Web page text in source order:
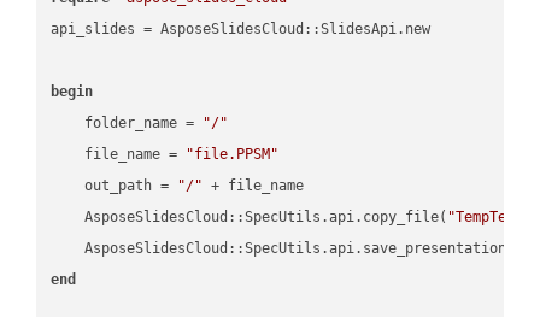
api_slides = AsposeSlidesCloud::SlidesApi.new
begin
    folder_name =
"/"
    file_name =
"file.PPSM"
    out_path =
"/" + file_name
    AsposeSlidesCloud::SpecUtils.api.copy_file(
end